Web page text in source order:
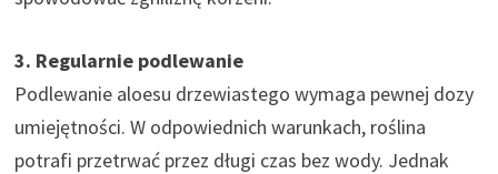
3. Regularnie podlewanie
Podlewanie aloesu drzewiastego wymaga pewnej dozy
umiejętności. W odpowiednich warunkach, roślina
potrafi przetrwać przez długi czas bez wody. Jednak